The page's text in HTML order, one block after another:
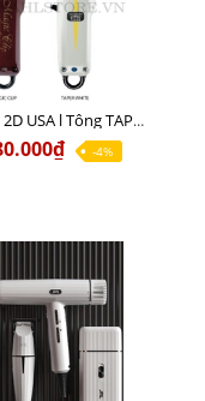
COMBO 2D USA l Tông TAPER WHITE + Tông MAGIC CLIP
-4%